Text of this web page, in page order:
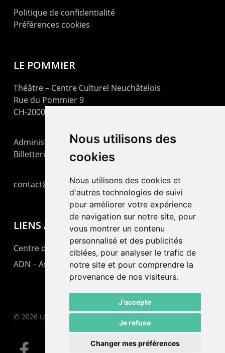
Nous utilisons des
cookies
Nous utilisons des cookies et
d'autres technologies de suivi
pour améliorer votre expérience
de navigation sur notre site, pour
vous montrer un contenu
personnalisé et des publicités
ciblées, pour analyser le trafic de
notre site et pour comprendre la
provenance de nos visiteurs.
J'accepte
Je refuse
Changer mes préférences
Politique de confidentialité
Préférences cookies
LE POMMIER
Théâtre – Centre Culturel Neuchâtelois
Rue du Pommier 9
CH-2000 Neuchâtel
Administration : +41 32 725 03 03
Billetterie : +41 32 725 05 05
contact@lepommier.ch
LIENS AMIS
Centre de culture ABC
ADN – Association Danse Neuchâtel
© 2026 Le Pommier.
facebook email